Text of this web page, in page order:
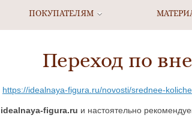
ПОКУПАТЕЛЯМ
Переход по
https://idealnaya-figura.ru/novosti/srednee-
idealnaya-figura.ru и настоятельно